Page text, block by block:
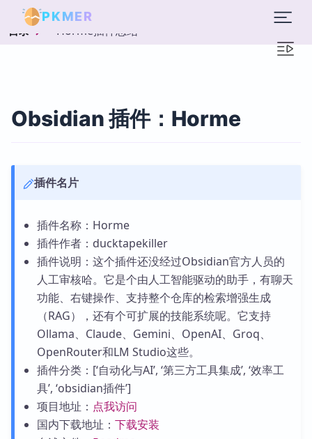
PKMER
目录 Horme插件总结
Obsidian 插件：Horme
插件名片
插件名称：Horme
插件作者：ducktapekiller
插件说明：这个插件还没经过Obsidian官方人员的
人工审核哈。它是个由人工智能驱动的助手，有聊天
功能、右键操作、支持整个仓库的检索增强生成
（RAG），还有个可扩展的技能系统呢。它支持
Ollama、Claude、Gemini、OpenAI、Groq、
OpenRouter和LM Studio这些。
插件分类：[‘自动化与AI’, ‘第三方工具集成’, ‘效率工
具’, ‘obsidian插件’]
项目地址： 点我访问
国内下载地址： 下载安装